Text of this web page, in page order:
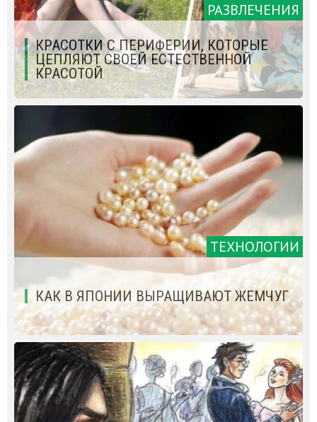
РАЗВЛЕЧЕНИЯ
КРАСОТКИ С ПЕРИФЕРИИ, КОТОРЫЕ
ЦЕПЛЯЮТ СВОЕЙ ЕСТЕСТВЕННОЙ
КРАСОТОЙ
ТЕХНОЛОГИИ
КАК В ЯПОНИИ ВЫРАЩИВАЮТ ЖЕМЧУГ